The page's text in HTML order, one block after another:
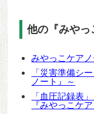
他の『みやっ
みやっこケア
「災害準備シ
ノート』～
「血圧記録表
『みやっこケ